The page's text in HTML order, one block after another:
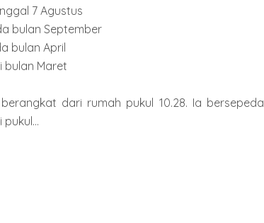
7 Agustus
bulan September
bulan April
bulan Maret
dari rumah pukul 10.28. Ia bersepeda